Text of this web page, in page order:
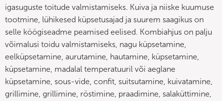
igasuguste toitude valmistamiseks. Kuiva ja niiske kuumuse
tootmine, lühikesed küpsetusajad ja suurem saagikus on
selle köögiseadme peamised eelised. Kombiahjus on palju
võimalusi toidu valmistamiseks, nagu küpsetamine,
eelküpsetamine, aurutamine, hautamine, küpsetamine,
küpsetamine, madalal temperatuuril või aeglane
küpsetamine, sous-vide, confit, suitsutamine, kuivatamine,
grillimine, grillimine, röstimine, praadimine, salaküttimine,